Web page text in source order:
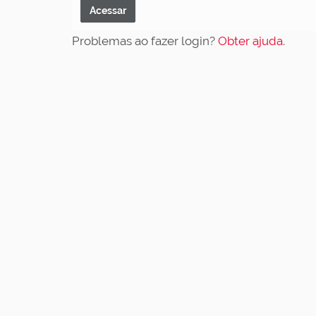
Problemas ao fazer login? Obter ajuda.